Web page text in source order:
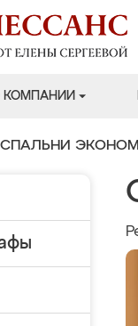
КОМПАНИИ
СПАЛЬНИ